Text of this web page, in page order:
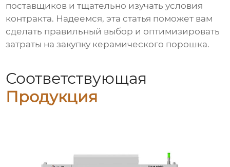
поставщиков и тщательно изучать условия
контракта. Надеемся, эта статья поможет вам
сделать правильный выбор и оптимизировать
затраты на закупку керамического порошка.
Соответствующая
Продукция